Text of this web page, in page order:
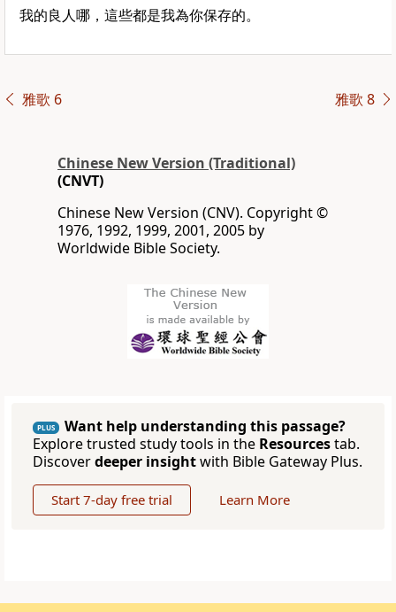
我的良人哪，這些都是我為你保存的。
雅歌 6 雅歌 8
Chinese New Version (Traditional)
(CNVT)
Chinese New Version (CNV). Copyright ©
1976, 1992, 1999, 2001, 2005 by
Worldwide Bible Society.
PLUS
Want help understanding this passage?
Explore trusted study tools in the Resourcestab.
Discoverdeeper insightwith Bible Gateway Plus.
Start 7-day free trial Learn More